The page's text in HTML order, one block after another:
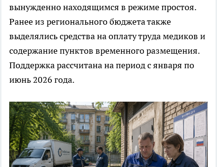
вынужденно находящимся в режиме простоя.
Ранее из регионального бюджета также
выделялись средства на оплату труда медиков и
содержание пунктов временного размещения.
Поддержка рассчитана на период с января по
июнь 2026 года.